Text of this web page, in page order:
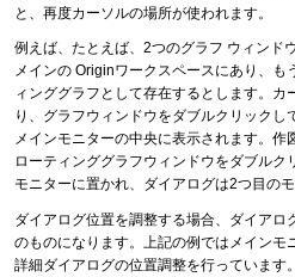
と、再度カーソルの場所が使われます。
例えば、たとえば、2つのグラフ ウィンド
メインの Originワークスペースにあり、
ィンググラフとして存在するとします。カ
り、グラフウィンドウをダブルクリックし
メインモニターの中央に表示されます。作
ローティンググラフウィンドウをダブル
モニターに置かれ、ダイアログは2つ目の
ダイアログ位置を調整する場合、ダイアロ
のものになります。上記の例ではメインモ
詳細ダイアログの位置調整を行っています